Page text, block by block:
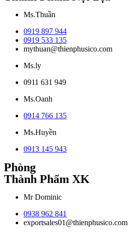
Ms.Thuần
0919 897 944
0919 533 135
mythuan@thienphusico.com
Ms.ly
0911 631 949
Ms.Oanh
0914 766 135
Ms.Huyền
0913 145 943
Phòng
Thành Phẩm XK
Mr Dominic
0938 962 841
exportsales01@thienphusico.com